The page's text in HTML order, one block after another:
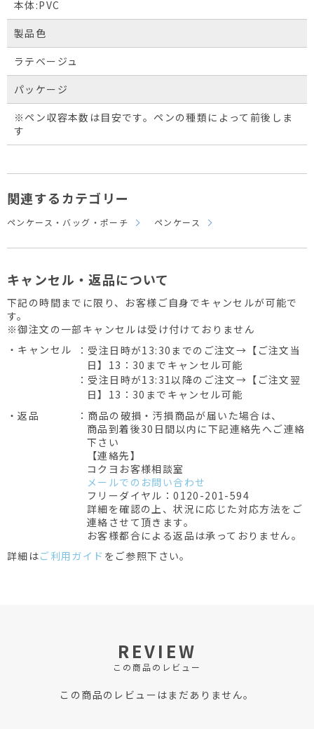
本体:PVC
製品色
ラテベージュ
パッケージ
※ペン収容本数は目安です。ペンの種類によって前後しま
す
関連するカテゴリー
ペンケース・バッグ・ポーチ ペンケース
キャンセル・返品について
下記の時間までに限り、お客様ご自身でキャンセルが可能で
す。
※御注文の一部キャンセルは受け付けておりません
・キャンセル
：受注日時が13:30までのご注文→【ご注文当
日】13：30までキャンセル可能
：受注日時が13:31以降のご注文→【ご注文翌
日】13：30までキャンセル可能
・返品
：商品の破損・汚損商品が届いた場合は、
商品到着後30日間以内に下記連絡先へご連絡
下さい
【連絡先】
コクヨお客様相談室
メールでのお問い合わせ
フリーダイヤル：0120-201-594
詳細を確認の上、状況に応じた対応方法をご
連絡させて頂きます。
お客様都合による返品は承っておりません。
詳細はご利用ガイド をご参照下さい。
REVIEW
この商品のレビュー
この商品のレビューはまだありません。